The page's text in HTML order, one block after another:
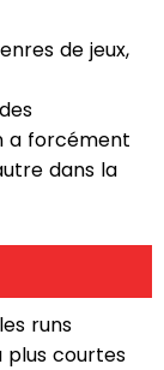
de jeux,
a forcément
dans la
runs
courtes